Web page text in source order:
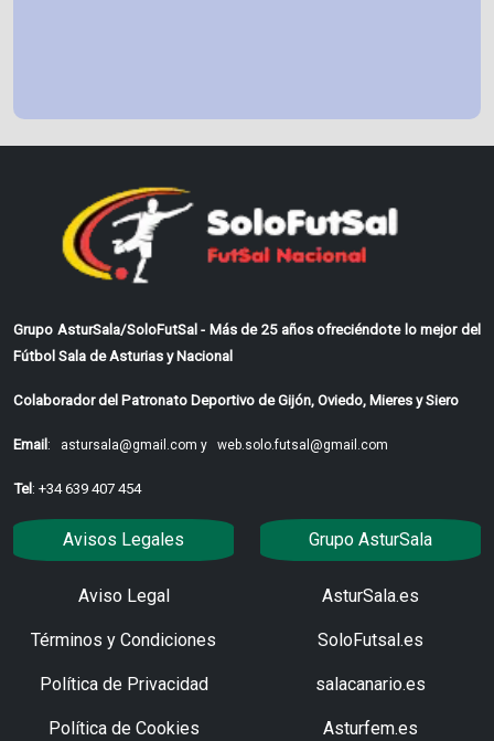
Grupo AsturSala/SoloFutSal - Más de 25 años ofreciéndote lo mejor del
Fútbol Sala de Asturias y Nacional
Colaborador del Patronato Deportivo de Gijón, Oviedo, Mieres y Siero
Email: astursala@gmail.com y web.solo.futsal@gmail.com
Tel: +34 639 407 454
Avisos Legales
Aviso Legal
Términos y Condiciones
Política de Privacidad
Política de Cookies
Grupo AsturSala
AsturSala.es
SoloFutsal.es
salacanario.es
Asturfem.es